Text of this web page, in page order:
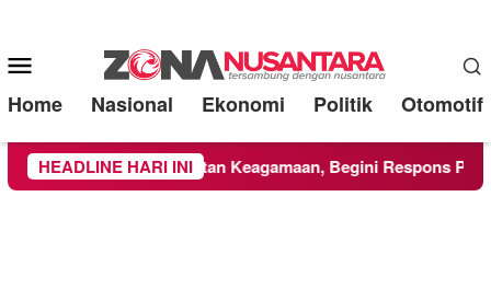
Mobile
Menu
Home Nasional Ekonomi Politik Otomotif
HEADLINE HARI INI
Ikuti Kegiatan Keagamaan, Begini Respons PCNU dan